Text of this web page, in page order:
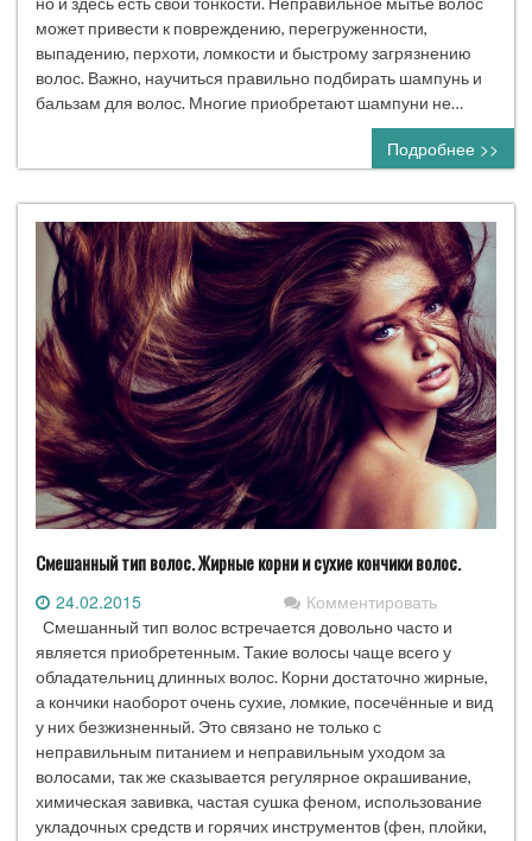
может привести к повреждению, перегруженности,
выпадению, перхоти, ломкости и быстрому загрязнению
волос. Важно, научиться правильно подбирать шампунь и
бальзам для волос. Многие приобретают шампуни не…
Подробнее >>
Смешанный тип волос. Жирные корни и сухие кончики волос.
24.02.2015 Комментировать
Смешанный тип волос встречается довольно часто и
является приобретенным. Такие волосы чаще всего у
обладательниц длинных волос. Корни достаточно жирные,
а кончики наоборот очень сухие, ломкие, посечённые и вид
у них безжизненный. Это связано не только с
неправильным питанием и неправильным уходом за
волосами, так же сказывается регулярное окрашивание,
химическая завивка, частая сушка феном, использование
укладочных средств и горячих инструментов (фен, плойки,